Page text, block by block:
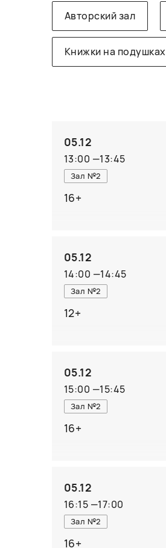
Авторский зал
Книжки на подушках
05.12
13:00 —13:45
Зал №2
16+
05.12
14:00 —14:45
Зал №2
12+
05.12
15:00 —15:45
Зал №2
16+
05.12
16:15 —17:00
Зал №2
16+